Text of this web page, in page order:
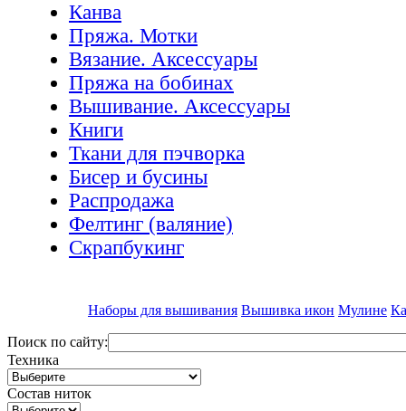
Канва
Пряжа. Мотки
Вязание. Аксессуары
Пряжа на бобинах
Вышивание. Аксессуары
Книги
Ткани для пэчворка
Бисер и бусины
Распродажа
Фелтинг (валяние)
Скрапбукинг
Наборы для вышивания Вышивка икон Мулине
Поиск по сайту:
Техника
Состав ниток